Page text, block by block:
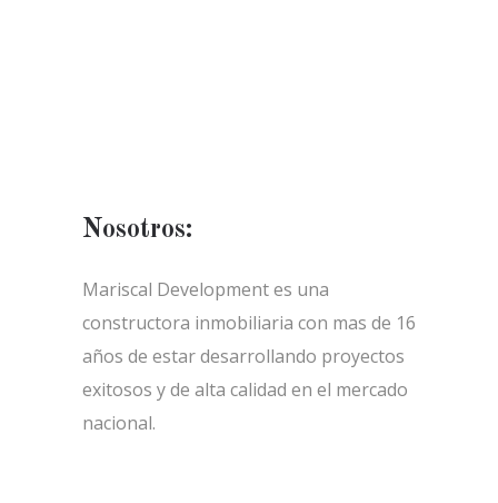
Nosotros:
Mariscal Development es una
constructora inmobiliaria con mas de 16
años de estar desarrollando proyectos
exitosos y de alta calidad en el mercado
nacional.